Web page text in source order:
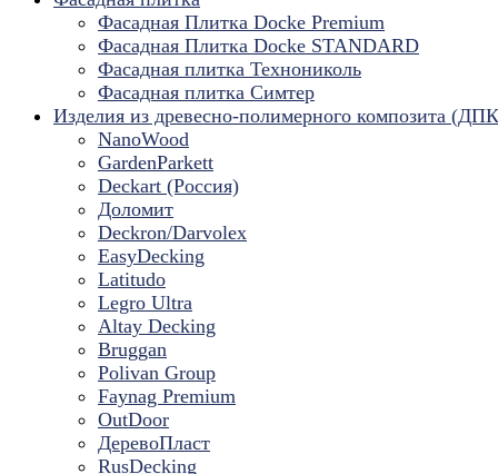
Фасадная Плитка Docke Premium
Фасадная Плитка Docke STANDARD
Фасадная плитка Технониколь
Фасадная плитка Симтер
Изделия из древесно-полимерного композита
NanoWood
GardenParkett
Deckart (Россия)
Доломит
Deckron/Darvolex
EasyDecking
Latitudo
Legro Ultra
Altay Decking
Bruggan
Polivan Group
Faynag Premium
OutDoor
ДеревоПласт
RusDecking